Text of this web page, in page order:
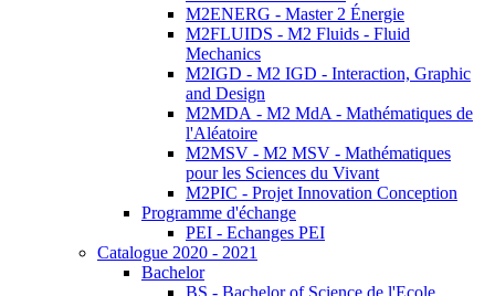
M2ENERG - Master 2 Énergie
M2FLUIDS - M2 Fluids - Fluid
Mechanics
M2IGD - M2 IGD - Interaction, Graphic
and Design
M2MDA - M2 MdA - Mathématiques de
l'Aléatoire
M2MSV - M2 MSV - Mathématiques
pour les Sciences du Vivant
M2PIC - Projet Innovation Conception
Programme d'échange
PEI - Echanges PEI
Catalogue 2020 - 2021
Bachelor
BS - Bachelor of Science de l'Ecole